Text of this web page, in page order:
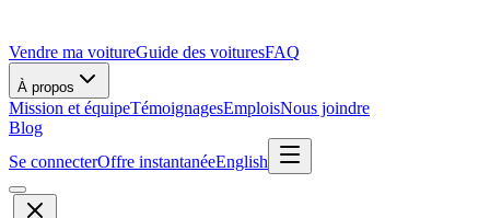
Vendre ma voitureGuide des voituresFAQ
À propos
Mission et équipeTémoignagesEmploisNous joindre
Blog
Se connecterOffre instantanéeEnglish